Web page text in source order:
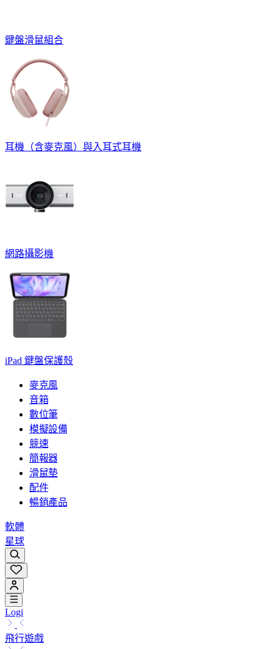
鍵盤滑鼠組合
耳機（含麥克風）與入耳式耳機
網路攝影機
iPad 鍵盤保護殼
麥克風
音箱
數位筆
模擬設備
競速
簡報器
滑鼠墊
配件
暢銷產品
軟體
星球
Logi
飛行遊戲